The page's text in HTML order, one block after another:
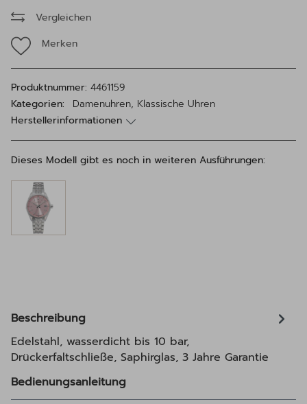
Vergleichen
Merken
Produktnummer: 4461159
Kategorien:
Damenuhren, Klassische Uhren
Herstellerinformationen
Dieses Modell gibt es noch in weiteren Ausführungen:
Beschreibung
Edelstahl, wasserdicht bis 10 bar,
Drückerfaltschließe, Saphirglas, 3 Jahre Garantie
Bedienungsanleitung